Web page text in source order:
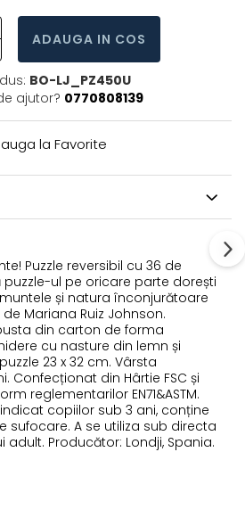
ADAUGA IN COS
BO-LJ_PZ450U
ajutor? 0770808139
la Favorite
Puzzle reversibil cu 36 de
ul pe oricare parte dorești
și natura înconjurătoare
Mariana Ruiz Johnson.
din carton de forma
cu nasture din lemn și
23 x 32 cm. Vârsta
Confecționat din Hârtie FSC și
reglementarilor EN71&ASTM.
copiilor sub 3 ani, conține
sufocare. A se utiliza sub directa
Producător: Londji, Spania.